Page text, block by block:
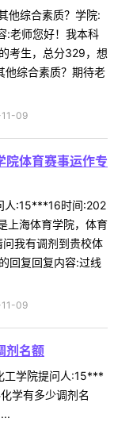
他综合素质？学院:
老师您好！我本科
考生，总分329，想
他综合素质？期待老
11-09
院体育赛事运作专
人:15***16时间:202
上海体育学院，体育
我有调剂到贵校体
回复回复内容:过线
11-09
剂名额
工学院提问人:15***
学有多少调剂名